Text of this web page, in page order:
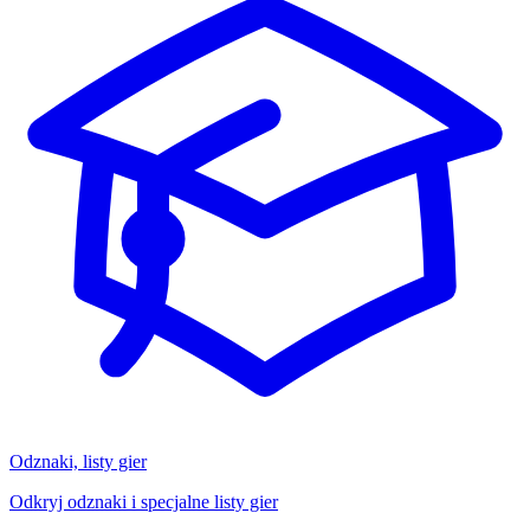
Odznaki, listy gier
Odkryj odznaki i specjalne listy gier